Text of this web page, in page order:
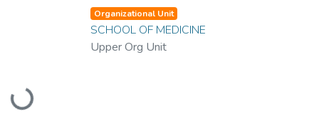
Organizational Unit
SCHOOL OF MEDICINE
Upper Org Unit